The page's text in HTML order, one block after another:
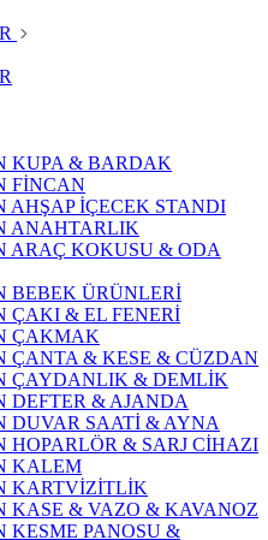
KUPA & BARDAK
FİNCAN
AHŞAP İÇECEK STANDI
ANAHTARLIK
ARAÇ KOKUSU & ODA
BEBEK ÜRÜNLERİ
ÇAKI & EL FENERİ
ÇAKMAK
ÇANTA & KESE & CÜZDAN
ÇAYDANLIK & DEMLİK
DEFTER & AJANDA
DUVAR SAATİ & AYNA
HOPARLÖR & SARJ CİHAZI
KALEM
KARTVİZİTLİK
KASE & VAZO & KAVANOZ
KESME PANOSU &